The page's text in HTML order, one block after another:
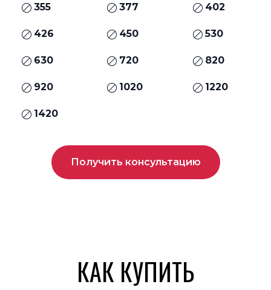
355 377 402
426 450 530
630 720 820
920 1020 1220
1420
Получить консультацию
КАК КУПИТЬ